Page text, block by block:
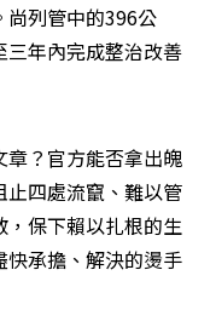
尚列管中的396公
年內完成整治改善
？官方能否拿出魄
四處流竄、難以管
保下賴以扎根的生
承擔、解決的燙手